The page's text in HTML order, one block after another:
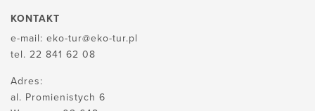
KONTAKT
e-mail: eko-tur@eko-tur.pl
tel. 22 841 62 08
Adres:
al. Promienistych 6